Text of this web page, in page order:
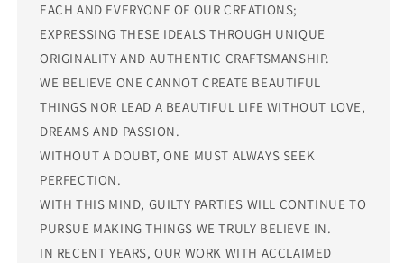
EACH AND EVERYONE OF OUR CREATIONS;
EXPRESSING THESE IDEALS THROUGH UNIQUE
ORIGINALITY AND AUTHENTIC CRAFTSMANSHIP.
WE BELIEVE ONE CANNOT CREATE BEAUTIFUL
THINGS NOR LEAD A BEAUTIFUL LIFE WITHOUT LOVE,
DREAMS AND PASSION.
WITHOUT A DOUBT, ONE MUST ALWAYS SEEK
PERFECTION.
WITH THIS MIND, GUILTY PARTIES WILL CONTINUE TO
PURSUE MAKING THINGS WE TRULY BELIEVE IN.
IN RECENT YEARS, OUR WORK WITH ACCLAIMED